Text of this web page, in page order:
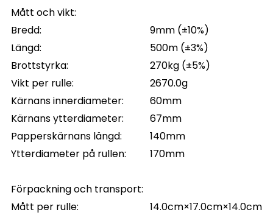
Mått och vikt:
Bredd:
9mm (±10%)
Längd:
500m (±3%)
Brottstyrka:
270kg (±5%)
Vikt per rulle:
2670.0g
Kärnans innerdiameter:
60mm
Kärnans ytterdiameter:
67mm
Papperskärnans längd:
140mm
Ytterdiameter på rullen:
170mm
Förpackning och transport:
Mått per rulle:
14.0cm×17.0cm×14.0cm